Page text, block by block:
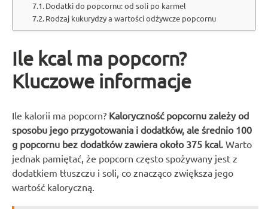
Dodatki do popcornu: od soli po karmel
Rodzaj kukurydzy a wartości odżywcze popcornu
Ile kcal ma popcorn?
Kluczowe informacje
Ile kalorii ma popcorn? Kaloryczność popcornu zależy od
sposobu jego przygotowania i dodatków, ale średnio 100
g popcornu bez dodatków zawiera około 375 kcal. Warto
jednak pamiętać, że popcorn często spożywany jest z
dodatkiem tłuszczu i soli, co znacząco zwiększa jego
wartość kaloryczną.